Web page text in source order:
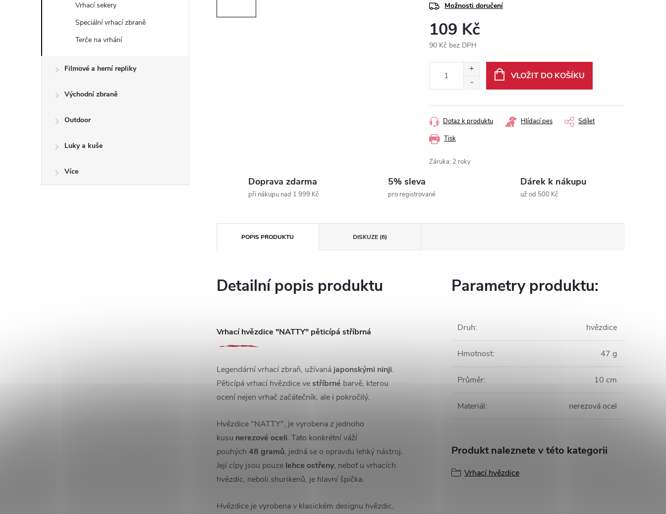
Vrhací sekery
Speciální vrhací zbraně
Terče na vrhání
Filmové a herní repliky
Východní zbraně
Outdoor
Luky a kuše
Více
Možnosti doručení
109 Kč
90 Kč bez DPH
VLOŽIT DO KOŠÍKU
Tisk
Dotaz k produktu Hlídací pes Sdílet
Záruka: 2 roky
Doprava zdarma
při nákupu nad 1 999 Kč
5% sleva
pro registrované
Dárek k nákupu
už od 500 Kč
POPIS PRODUKTU DISKUZE (6)
Detailní popis produktu
Vrhací hvězdice "NATTY" pěticípá stříbrná
Legendární vrhací zbraň, užívaná japonskými ninji.
Pěticípá vrhací hvězdice vestříbrné barvě, kterou
ocení nejen vrhač začátečník, ale i pokročilý.
Hvězdice "NATTY", je vyrobena z jednoho
kusu nerezové oceli. Tato konkrétní váží
pouhých 48 gramů, jedná se o opravdu lehký nástroj.
Její cípy jsou pouze lehce ostřeny, neboť u vrhacích
hvězdic, neboli shurikenů, je hlavní špička.
Hvězdice je vyrobena v klasickém designu hvězdic,
Parametry produktu:
Druh: hvězdice
Hmotnost: 47 g
Průměr: 10 cm
Materiál: nerezová ocel
Produkt naleznete v této kategorii
Vrhací hvězdice